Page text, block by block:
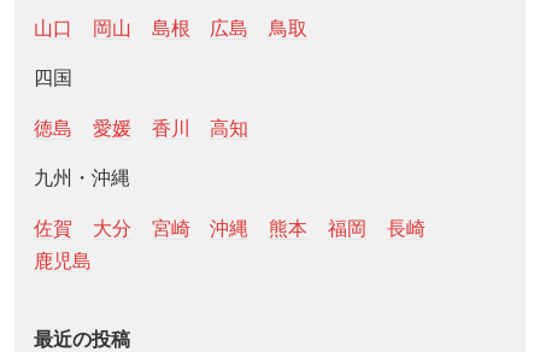
山口 岡山 島根 広島 鳥取
四国
徳島 愛媛 香川 高知
九州・沖縄
佐賀 大分 宮崎 沖縄 熊本 福岡
長崎
鹿児島
最近の投稿